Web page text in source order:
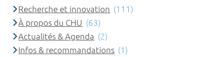
Recherche et innovation (111)
À propos du CHU (63)
Actualités & Agenda (2)
Infos & recommandations (1)